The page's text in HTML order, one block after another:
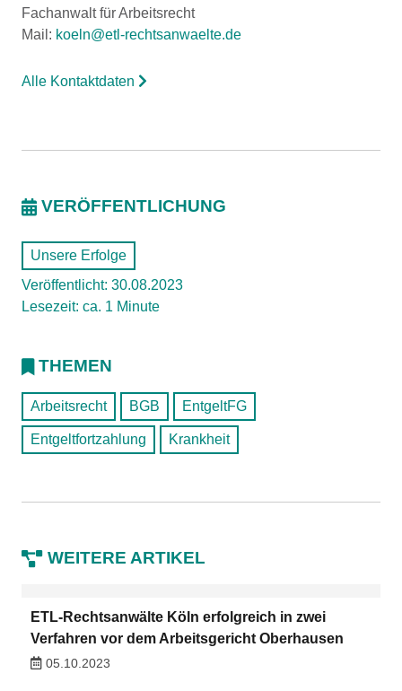
Fachanwalt für Arbeitsrecht
Mail: koeln@etl-rechtsanwaelte.de
Alle Kontaktdaten
VERÖFFENTLICHUNG
Unsere Erfolge
Veröffentlicht: 30.08.2023
Lesezeit: ca. 1 Minute
THEMEN
Arbeitsrecht BGB EntgeltFG
Entgeltfortzahlung Krankheit
WEITERE ARTIKEL
ETL-Rechtsanwälte Köln erfolgreich in zwei
Verfahren vor dem Arbeitsgericht Oberhausen
05.10.2023